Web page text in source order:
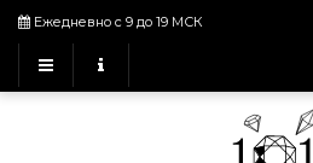
Ежедневно с 9 до 19 МСК